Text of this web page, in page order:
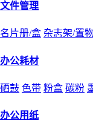
文件管理
名片册/盒 杂志架/置
办公耗材
硒鼓 色带 粉盒 碳粉
办公用纸